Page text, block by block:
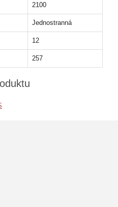
2100
Jednostranná
12
257